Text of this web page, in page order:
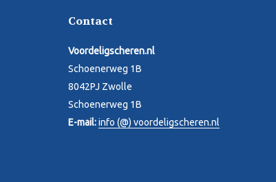
Contact
Voordeligscheren.nl
Schoenerweg 1B
8042PJ Zwolle
Schoenerweg 1B
E-mail:info (@) voordeligscheren.nl